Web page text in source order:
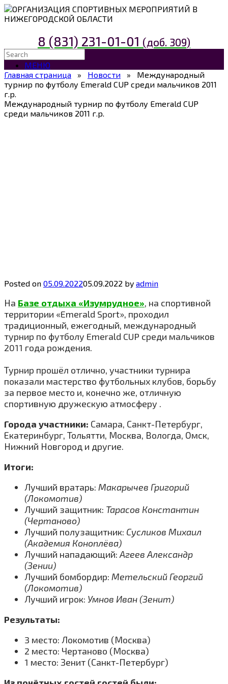
ОРГАНИЗАЦИЯ СПОРТИВНЫХ МЕРОПРИЯТИЙ В
НИЖЕГОРОДСКОЙ ОБЛАСТИ
8 (831) 231-01-01 (доб. 309)
МЕНЮ
Главная страница » Новости » Международный
турнир по футболу Emerald CUP среди мальчиков 2011
г.р.
Международный турнир по футболу Emerald CUP
среди мальчиков 2011 г.р.
Posted on 05.09.202205.09.2022 by admin
На Базе отдыха «Изумрудное», на спортивной
территории «Emerald Sport», проходил
традиционный, ежегодный, международный
турнир по футболу Emerald CUP среди мальчиков
2011 года рождения.
Турнир прошёл отлично, участники турнира
показали мастерство футбольных клубов, борьбу
за первое место и, конечно же, отличную
спортивную дружескую атмосферу .
Города участники: Самара, Санкт-Петербург,
Екатеринбург, Тольятти, Москва, Вологда, Омск,
Нижний Новгород и другие.
Итоги:
Лучший вратарь: Макарычев Григорий
(Локомотив)
Лучший защитник: Тарасов Константин
(Чертаново)
Лучший полузащитник: Сусликов Михаил
(Академия Коноплёва)
Лучший нападающий: Агеев Александр
(Зении)
Лучший бомбордир: Метельский Георгий
(Локомотив)
Лучший игрок: Умнов Иван (Зенит)
Результаты:
3 место: Локомотив (Москва)
2 место: Чертаново (Москва)
1 место: Зенит (Санкт-Петербург)